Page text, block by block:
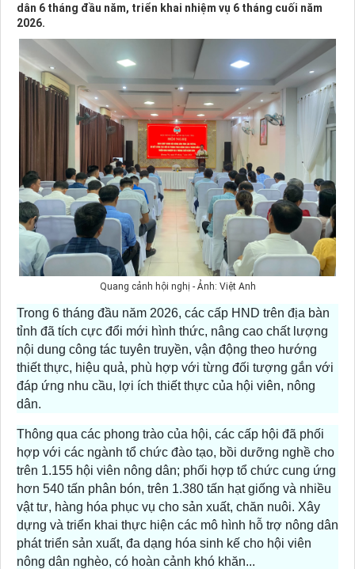
dân 6 tháng đầu năm, triển khai nhiệm vụ 6 tháng cuối năm
2026.
Quang cảnh hội nghị - Ảnh: Việt Anh
Trong 6 tháng đầu năm 2026, các cấp HND trên địa bàn
tỉnh đã tích cực đổi mới hình thức, nâng cao chất lượng
nội dung công tác tuyên truyền, vận động theo hướng
thiết thực, hiệu quả, phù hợp với từng đối tượng gắn với
đáp ứng nhu cầu, lợi ích thiết thực của hội viên, nông
dân.
Thông qua các phong trào của hội, các cấp hội đã phối
hợp với các ngành tổ chức đào tạo, bồi dưỡng nghề cho
trên 1.155 hội viên nông dân; phối hợp tổ chức cung ứng
hơn 540 tấn phân bón, trên 1.380 tấn hạt giống và nhiều
vật tư, hàng hóa phục vụ cho sản xuất, chăn nuôi. Xây
dựng và triển khai thực hiện các mô hình hỗ trợ nông dân
phát triển sản xuất, đa dạng hóa sinh kế cho hội viên
nông dân nghèo, có hoàn cảnh khó khăn...